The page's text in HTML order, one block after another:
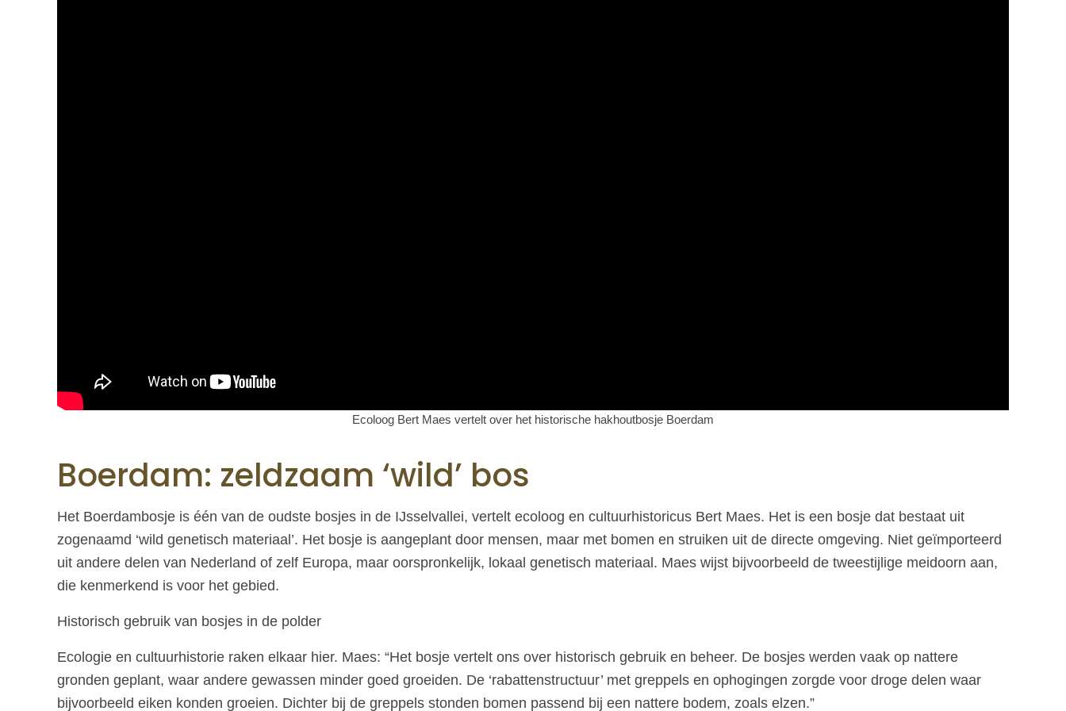
Ecoloog Bert Maes vertelt over het historische hakhoutbosje Boerdam
Boerdam: zeldzaam ‘wild’ bos
Het Boerdambosje is één van de oudste bosjes in de IJsselvallei, vertelt ecoloog en cultuurhistoricus Bert Maes. Het is een bosje dat bestaat uit
zogenaamd ‘wild genetisch materiaal’. Het bosje is aangeplant door mensen, maar met bomen en struiken uit de directe omgeving. Niet geïmporteerd
uit andere delen van Nederland of zelf Europa, maar oorspronkelijk, lokaal genetisch materiaal. Maes wijst bijvoorbeeld de tweestijlige meidoorn aan,
die kenmerkend is voor het gebied.
Historisch gebruik van bosjes in de polder
Ecologie en cultuurhistorie raken elkaar hier. Maes: “Het bosje vertelt ons over historisch gebruik en beheer. De bosjes werden vaak op nattere
gronden geplant, waar andere gewassen minder goed groeiden. De ‘rabattenstructuur’ met greppels en ophogingen zorgde voor droge delen waar
bijvoorbeeld eiken konden groeien. Dichter bij de greppels stonden bomen passend bij een nattere bodem, zoals elzen.”